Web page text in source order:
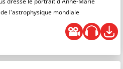
l'astrophysique mondiale